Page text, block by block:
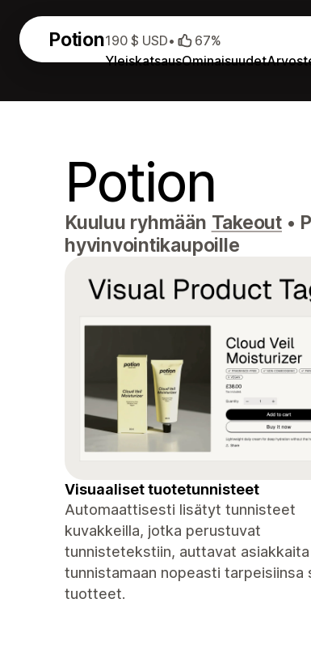
Potion
YleiskatsausOminaisuudet
190 $ USD• 67%
Potion
Kuuluu ryhmään Takeout •
hyvinvointikaupoille
Visuaaliset tuotetunnisteet
Automaattisesti lisätyt tunnisteet
kuvakkeilla, jotka perustuvat
tunnistetekstiin, auttavat asiakkaita
tunnistamaan nopeasti tarpeisiinsa
tuotteet.